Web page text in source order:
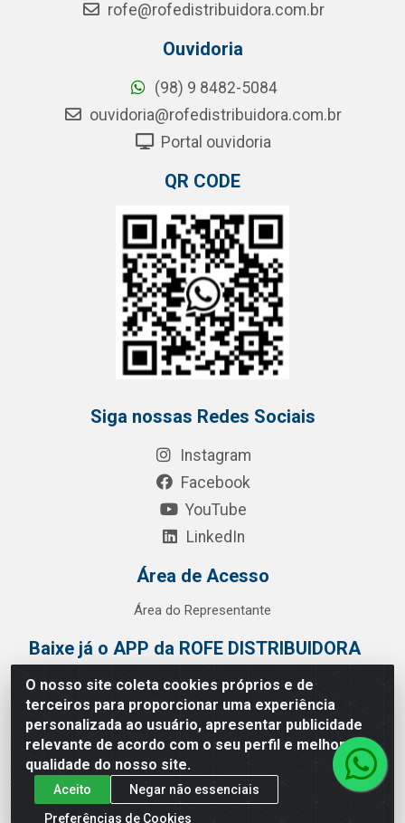
O nosso site coleta cookies próprios e de
terceiros para proporcionar uma experiência
personalizada ao usuário, apresentar publicidade
relevante de acordo com o seu perfil e melhorar a
qualidade do nosso site.
Aceito
Negar não essenciais
Preferências de Cookies
rofe@rofedistribuidora.com.br
Ouvidoria
(98) 9 8482-5084
ouvidoria@rofedistribuidora.com.br
Portal ouvidoria
QR CODE
Siga nossas Redes Sociais
Instagram
Facebook
YouTube
LinkedIn
Área de Acesso
Área do Representante
Baixe já o APP da ROFE DISTRIBUIDORA